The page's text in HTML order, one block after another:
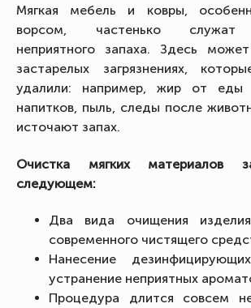
Мягкая мебель и ковры,
ворсом, частенько служат
неприятного запаха. Здесь
застарелых загрязнениях,
удалили: например, жир от еды
напитков, пыль, следы после
источают запах.
Очистка мягких материалов
следующем:
Два вида очищения
современного чистящего
Нанесение
устранение неприятных
Процедура длится совсем